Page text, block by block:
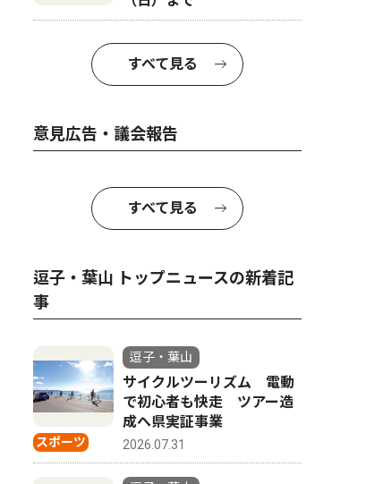
すべて見る
意見広告・議会報告
すべて見る
逗子・葉山 トップニュースの新着記
事
スポーツ
逗子・葉山
サイクルツーリズム 電動
で初心者も快走 ツアー造
成へ県実証事業
2026.07.31